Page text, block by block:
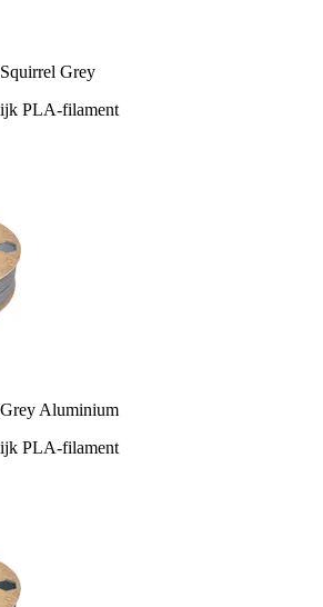
Grey
PLA-filament
Aluminium
PLA-filament